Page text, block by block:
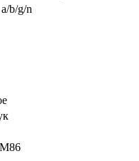
b/g/n